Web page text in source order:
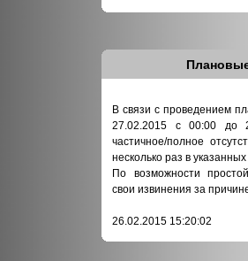
В связи с проведением
27.02.2015 с 00:00 до
частичное/полное
несколько раз в
По возможности
свои извинения за
26.02.2015 15:20:02